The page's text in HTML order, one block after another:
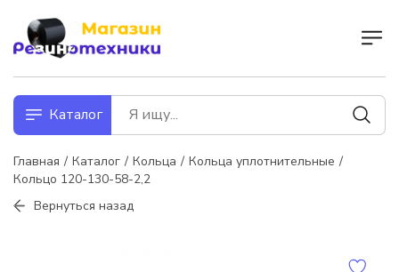
Каталог
Главная Каталог Кольца
Кольца уплотнительные
Кольцо 120-130-58-2,2
Вернуться назад